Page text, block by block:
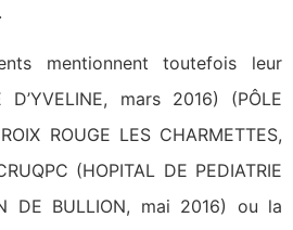
mentionnent toutefois leur
D’YVELINE, mars 2016) (PÔLE
ROUGE LES CHARMETTES,
(HOPITAL DE PEDIATRIE
DE BULLION, mai 2016) ou la